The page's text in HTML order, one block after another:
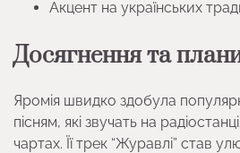
Акцент на українських
Досягнення та
Яромія швидко здобула
пісням, які звучать на
чартах. Її трек “Журавлі” став